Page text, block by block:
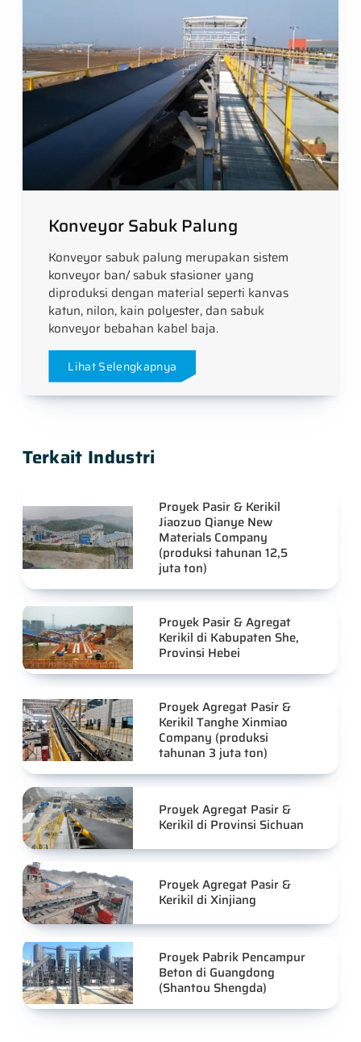
Konveyor Sabuk Palung
Konveyor sabuk palung merupakan sistem
konveyor ban/ sabuk stasioner yang
diproduksi dengan material seperti kanvas
katun, nilon, kain polyester, dan sabuk
konveyor bebahan kabel baja.
Lihat Selengkapnya
Terkait Industri
Proyek Pasir & Kerikil
Jiaozuo Qianye New
Materials Company
(produksi tahunan 12,5
juta ton)
Proyek Pasir & Agregat
Kerikil di Kabupaten She,
Provinsi Hebei
Proyek Agregat Pasir &
Kerikil Tanghe Xinmiao
Company (produksi
tahunan 3 juta ton)
Proyek Agregat Pasir &
Kerikil di Provinsi Sichuan
Proyek Agregat Pasir &
Kerikil di Xinjiang
Proyek Pabrik Pencampur
Beton di Guangdong
(Shantou Shengda)